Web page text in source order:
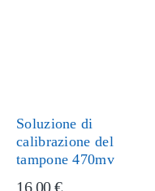
Soluzione di
calibrazione del
tampone 470mv
16,00 €